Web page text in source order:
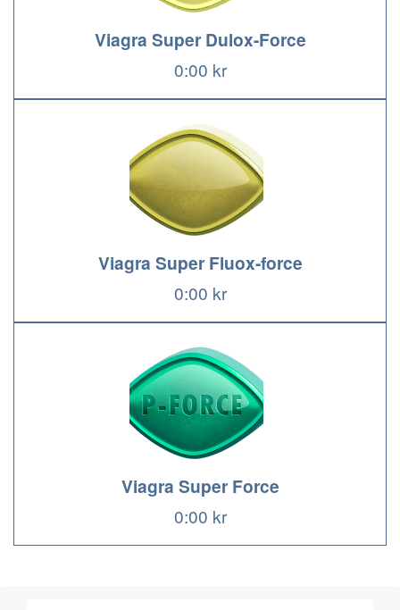
Viagra Super Dulox-Force
0:00 kr
Viagra Super Fluox-force
0:00 kr
Viagra Super Force
0:00 kr